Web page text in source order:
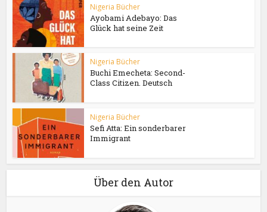
Nigeria Bücher
Ayobami Adebayo: Das
Glück hat seine Zeit
Nigeria Bücher
Buchi Emecheta: Second-
Class Citizen. Deutsch
Nigeria Bücher
Sefi Atta: Ein sonderbarer
Immigrant
Über den Autor